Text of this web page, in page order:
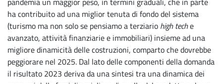
ha contribuito ad una miglior tenuta di fondo del sistema
(turismo ma non solo se pensiamo a terziario high teche
avanzato, attività finanziarie e immobiliari) insieme ad una
migliore dinamicità delle costruzioni, comparto che dovrebbe
peggiorare nel 2025. Dal lato delle componenti della domanda
il risultato 2023 deriva da una sintesi tra una dinamica dei